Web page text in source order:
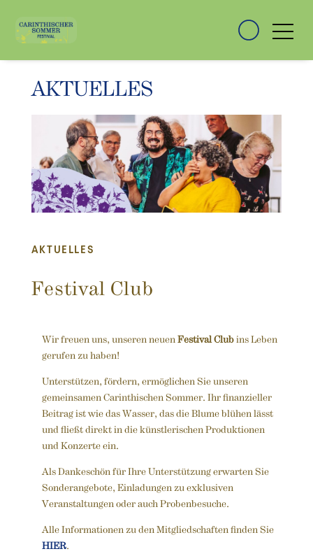
AKTUELLES
AKTUELLES
Festival Club
Wir freuen uns, unseren neuen Festival Clubins Leben
gerufen zu haben!
Unterstützen, fördern, ermöglichen Sie unseren
gemeinsamen Carinthischen Sommer. Ihr finanzieller
Beitrag ist wie das Wasser, das die Blume blühen lässt
und fließt direkt in die künstlerischen Produktionen
und Konzerte ein.
Als Dankeschön für Ihre Unterstützung erwarten Sie
Sonderangebote, Einladungen zu exklusiven
Veranstaltungen oder auch Probenbesuche.
Alle Informationen zu den Mitgliedschaften finden Sie
HIER.